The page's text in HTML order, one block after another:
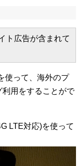
ト広告が含まれて
使って、海外のプ
利用をすることがで
LTE対応)を使って